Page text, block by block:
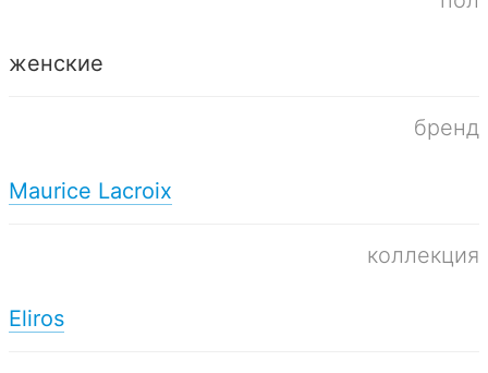
женские
бренд
Maurice Lacroix
коллекция
Eliros